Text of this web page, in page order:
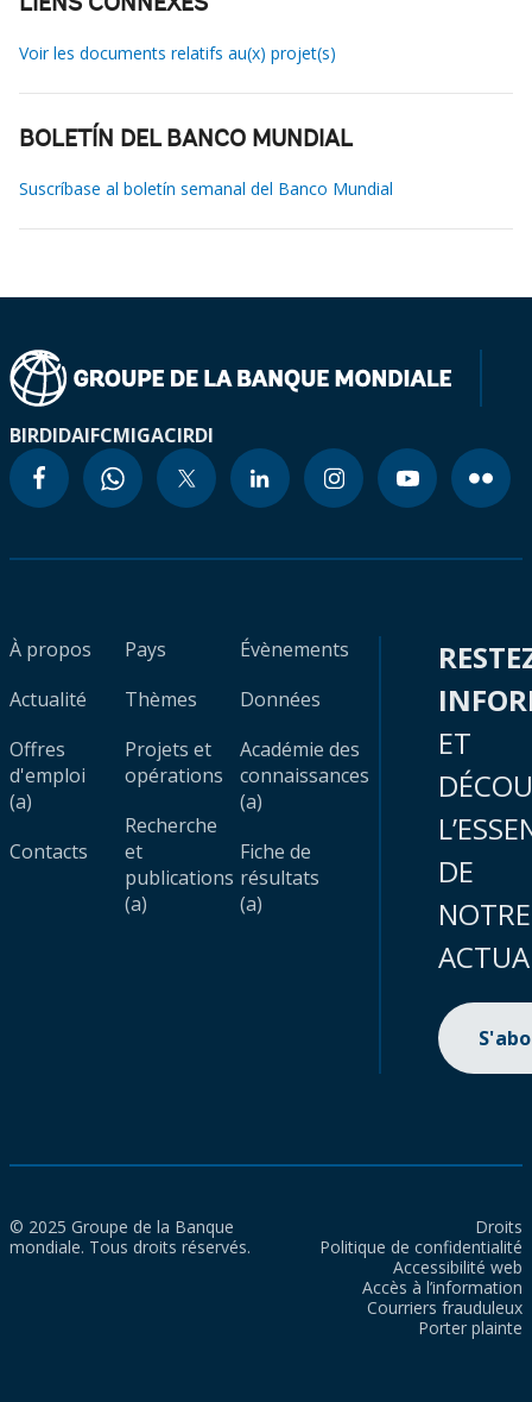
LIENS CONNEXES
Voir les documents relatifs au(x) projet(s)
BOLETÍN DEL BANCO MUNDIAL
Suscríbase al boletín semanal del Banco Mundial
BIRDIDAIFCMIGACIRDI
À propos
Actualité
Offres
d'emploi
(a)
Contacts
Pays
Thèmes
Projets et
opérations
Recherche
et
publications
(a)
Évènements
Données
Académie des
connaissances
(a)
Fiche de
résultats
(a)
ET
DE
NOTRE
© 2025 Groupe de la Banque
mondiale. Tous droits réservés.
Droits
Politique de confidentialité
Accessibilité web
Accès à l’information
Courriers frauduleux
Porter plainte